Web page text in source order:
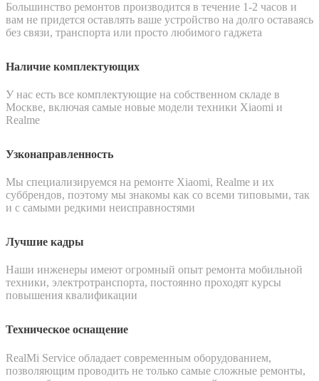
Большинство ремонтов производится в течение 1-2 часов и
вам не придется оставлять ваше устройство на долго оставаясь
без связи, транспорта или просто любимого гаджета
Наличие комплектующих
У нас есть все комплектующие на собственном складе в
Москве, включая самые новые модели техники Xiaomi и
Realme
Узконаправленность
Мы специализируемся на ремонте Xiaomi, Realme и их
суббрендов, поэтому мы знакомы как со всеми типовыми, так
и с самыми редкими неисправностями
Лучшие кадры
Наши инженеры имеют огромный опыт ремонта мобильной
техники, электротранспорта, постоянно проходят курсы
повышения квалификации
Техническое оснащение
RealMi Service обладает современным оборудованием,
позволяющим проводить не только самые сложные ремонты,